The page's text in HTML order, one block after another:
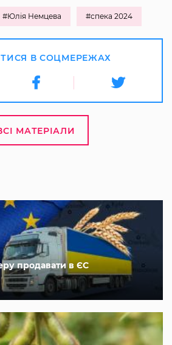
#Юлія Немцева #спека 2024
В СОЦМЕРЕЖАХ
МАТЕРІАЛИ
продавати в ЄС